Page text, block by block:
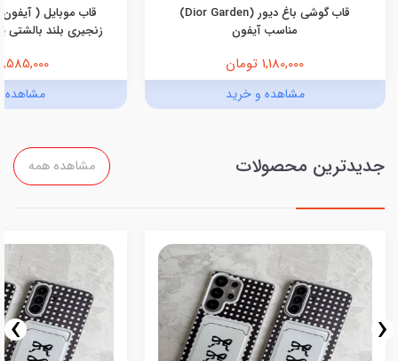
قاب گوشی باغ دیور (Dior Garden)
مناسب آیفون
1,180,000 تومان
مشاهده و خرید
قاب موبایل (
زنجیری بلند بالشتی
1,585,000 تومان
مشاهده
جدیدترین محصولات مشاهده همه
‹
›